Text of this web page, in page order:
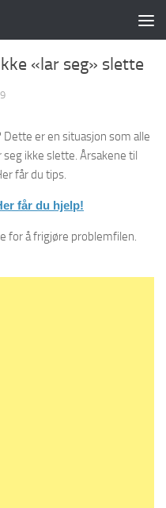
«lar seg» slette
er en situasjon som alle
seg ikke slette. Årsakene til
får du tips.
får du hjelp!
for å frigjøre problemfilen.